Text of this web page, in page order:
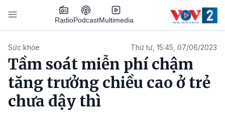
Nhảy đến nội dung
RadioPodcastMultimedia
Sức khỏe Thứ tư, 15:45, 07/06/2023
Tầm soát miễn phí chậm
tăng trưởng chiều cao ở trẻ
chưa dậy thì